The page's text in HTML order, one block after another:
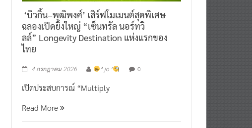
‘บิวกิ้น–พุฒิพงศ์’ เสิร์ฟโมเมนต์สุดพิเศษ
ฉลองเปิดยิ่งใหญ่ “เซ็นทรัล นอร์ทวิ
ลล์” Longevity Destination แห่งแรกของ
ไทย
4 กรกฎาคม 2026 ^ jo ^ 0
เปิดประสบการณ์ “Multiply
Read More